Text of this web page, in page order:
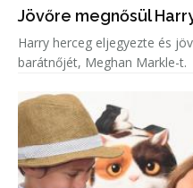
Jövőre megnősül
Harry herceg eljegyezte és
barátnőjét, Meghan Markle-t.